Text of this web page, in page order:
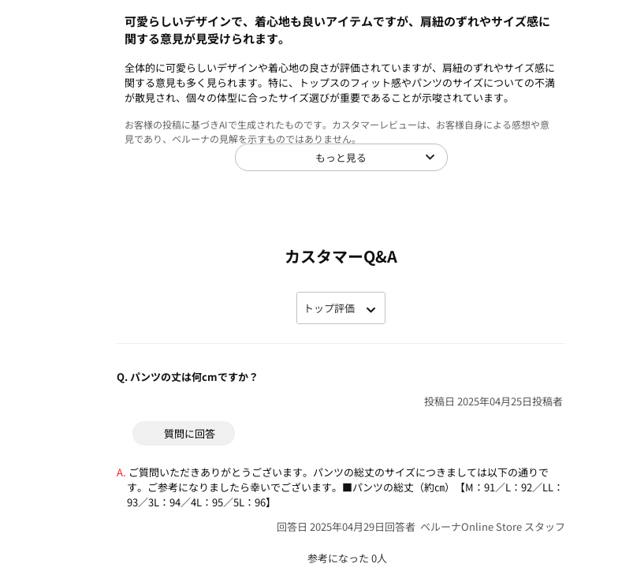
可愛らしいデザインで、着心地も良いアイテムですが、肩紐のずれやサイズ感に
関する意見が見受けられます。
全体的に可愛らしいデザインや着心地の良さが評価されていますが、肩紐のずれやサイズ感に
関する意見も多く見られます。特に、トップスのフィット感やパンツのサイズについての不満
が散見され、個々の体型に合ったサイズ選びが重要であることが示唆されています。
お客様の投稿に基づきAIで生成されたものです。カスタマーレビューは、お客様自身による感想や意
見であり、ベルーナの見解を示すものではありません。
もっと見る
カスタマーQ&A
Q.パンツの丈は何cmですか？
投稿者
投稿日 2025年04月25日
ご質問いただきありがとうございます。パンツの総丈のサイズにつきましては以下の通りで
す。ご参考になりましたら幸いでございます。■パンツの総丈（約㎝）【M：91／L：92／LL：
93／3L：94／4L：95／5L：96】
回答者 ベルーナOnline Store スタッフ
回答日 2025年04月29日
参考になった 0人
質問に回答